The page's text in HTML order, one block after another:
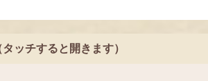
ッチすると開きます）